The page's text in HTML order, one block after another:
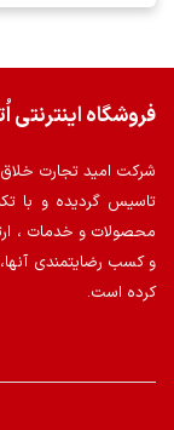
فروشگاه اینترنتی
شرکت امید تجارت
تاسیس گردیده و با
محصولات و خدمات ،
و کسب رضایتمندی
کرده است.